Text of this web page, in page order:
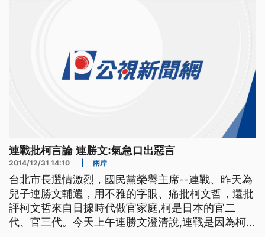
連戰批柯言論 連勝文:氣急口出惡言
2014/12/31 14:10 兩岸
台北市長選情激烈，國民黨榮譽主席--連戰、昨天為
兒子連勝文輔選，用不雅的字眼、痛批柯文哲，還批
評柯文哲來自日據時代做官家庭,柯是日本的官二
代、官三代。今天上午連勝文澄清說,連戰是因為柯